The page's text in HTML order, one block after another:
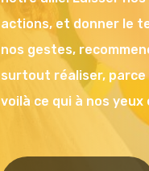
actions, et donner le
nos gestes,
surtout réaliser,
voilà ce qui à nos